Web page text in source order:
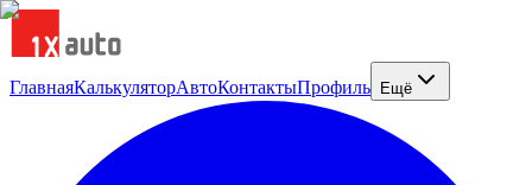
ГлавнаяКалькуляторАвтоКонтактыПрофиль Ещё